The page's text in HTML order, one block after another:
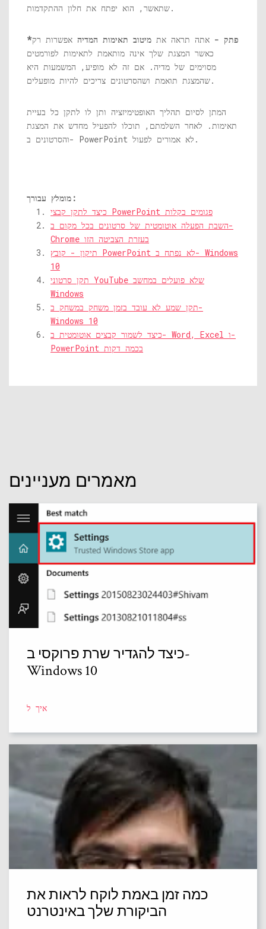
שתאשר, הוא יפתח את חלון ההתקדמות.
*פתק - אתה תראה את מיטוב תאימות המדיה אפשרות רק
כאשר המצגת שלך אינה מותאמת לתאימות לפורמטים
מסוימים של מדיה. אם זה לא מופיע, המשמעות היא
שהמצגת תואמת ושהסרטונים צריכים להיות מופעלים.
המתן לסיום תהליך האופטימיזציה ותן לו לתקן כל בעיית
תאימות. לאחר השלמתם, תוכלו להפעיל מחדש את המצגת
והסרטונים ב- PowerPoint לא אמורים לפעול.
מומלץ עבורך:
כיצד לתקן קבצי PowerPoint פגומים בקלות
השבת הפעלה אוטומטית של סרטונים בכל מקום ב-
Chrome בעזרת הצביטה הזו
תיקון - קובץ PowerPoint לא נפתח ב- Windows
10
תקן סרטוני YouTube שלא פועלים במחשב
Windows
תקן שמע לא עובד בזמן משחק במשחק ב-
Windows 10
כיצד לשמור קבצים אוטומטית ב- Word, Excel ו-
PowerPoint בכמה דקות
מאמרים מעניינים
כיצד להגדיר שרת פרוקסי ב-
Windows 10
איך ל
כמה זמן באמת לוקח לראות את
הביקורת שלך באינטרנט